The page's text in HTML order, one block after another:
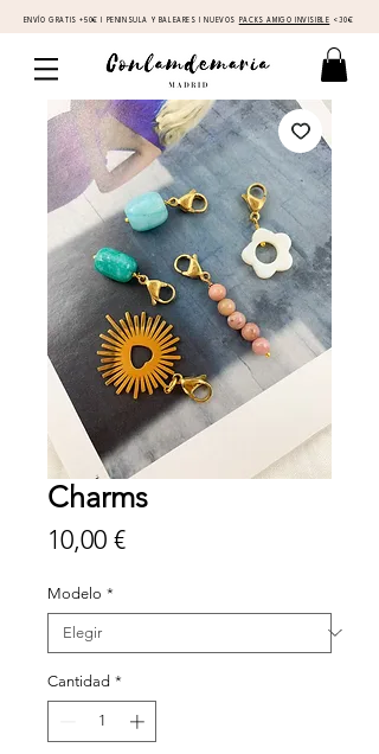
ENVÍO GRATIS +50€ I PENINSULA Y BALEARES I NUEVOS PACKS AMIGO INVISIBLE <30€
Charms
10,00 €Precio
Modelo *
Cantidad *